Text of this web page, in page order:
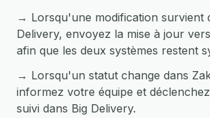
→ Lorsqu'une modification survient
Delivery, envoyez la mise à jour
afin que les deux systèmes restent
→ Lorsqu'un statut change dans
informez votre équipe et
suivi dans Big Delivery.